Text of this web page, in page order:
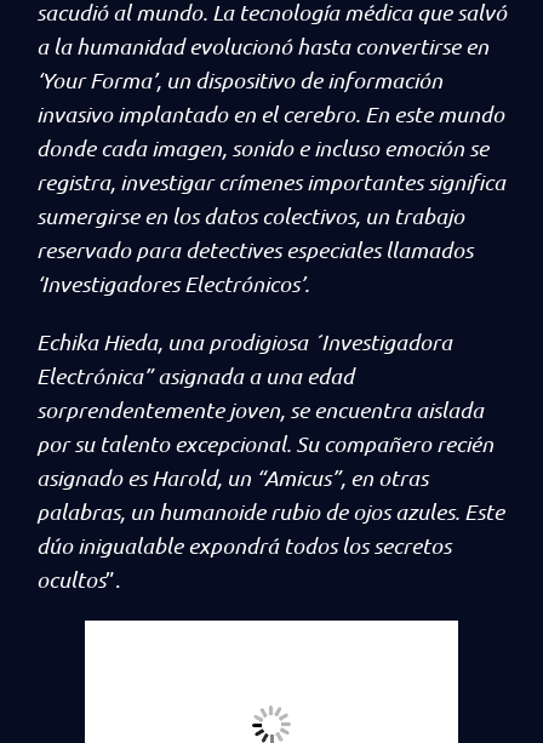
sacudió al mundo. La tecnología médica que salvó
a la humanidad evolucionó hasta convertirse en
‘Your Forma’, un dispositivo de información
invasivo implantado en el cerebro. En este mundo
donde cada imagen, sonido e incluso emoción se
registra, investigar crímenes importantes significa
sumergirse en los datos colectivos, un trabajo
reservado para detectives especiales llamados
‘Investigadores Electrónicos’.
Echika Hieda, una prodigiosa ´Investigadora
Electrónica” asignada a una edad
sorprendentemente joven, se encuentra aislada
por su talento excepcional. Su compañero recién
asignado es Harold, un “Amicus”, en otras
palabras, un humanoide rubio de ojos azules. Este
dúo inigualable expondrá todos los secretos
ocultos”.